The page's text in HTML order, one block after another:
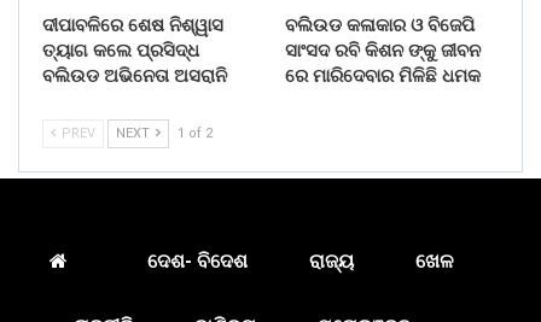
ଦୀପାବଳିରେ ଶେଷ ନିଶ୍ୱାସ
ତ୍ୟାଗ କଲେ ପ୍ରସିଦ୍ଧ
ବଲିଉଡ ଅଭିନେତା ଅସରାନି
ବଲିଉଡ କଳାକାର ଓ ବିଜେପି
ସାଂସଦ ରବି କିଶନ ଙ୍କୁ ଜୀବନ
ରେ ମାରିଦେବାର ମିଳିଛି ଧମକ
PREV NEXT 1 of 2
ଦେଶ- ବିଦେଶ ରାଜ୍ୟ ଖେଳ